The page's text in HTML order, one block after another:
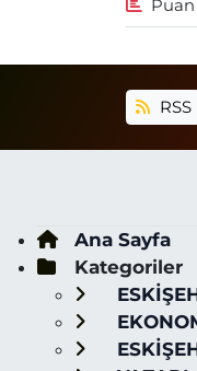
RSS
Ana Sayfa
Kategoriler